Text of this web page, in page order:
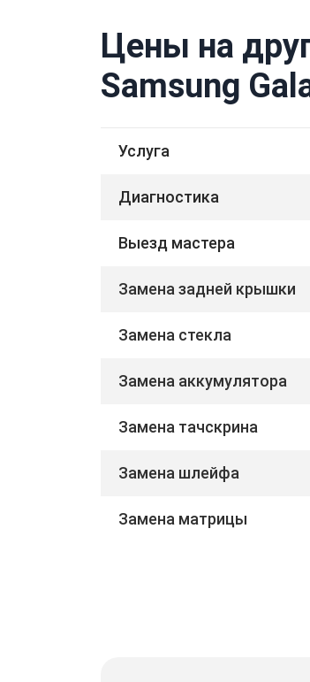
Цены на
Samsung
Услуга
Диагностика
Выезд мастера
Замена задней крышки
Замена стекла
Замена аккумулятора
Замена тачскрина
Замена шлейфа
Замена матрицы